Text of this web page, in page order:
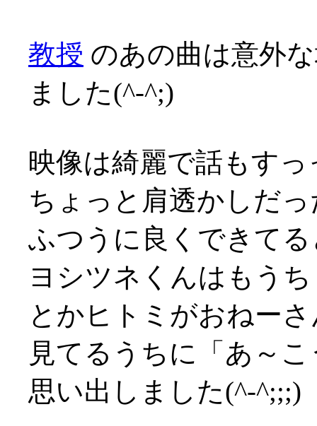
教授 のあの曲は意外
ました(^-^;)
映像は綺麗で話もす
ちょっと肩透かしだ
ふつうに良くできて
ヨシツネくんはもう
とかヒトミがおねー
見てるうちに「あ～
思い出しました(^-^;;;)